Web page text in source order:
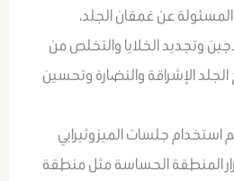
عن غمقان الجلد،
وتجديد الخلايا والتخلص من
الجلد الإشراقة والنضارة وتحسين
استخدام جلسات الميزوثيرابي
المنطقة الحساسة مثل منطقة